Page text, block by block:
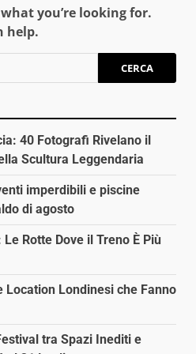
you’re looking for.
help.
40 Fotografi Rivelano il
Scultura Leggendaria
imperdibili e piscine
di agosto
Rotte Dove il Treno È Più
Location Londinesi che Fanno
tra Spazi Inediti e